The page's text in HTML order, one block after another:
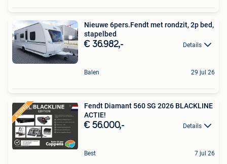
Nieuwe 6pers.Fendt met rondzit, 2p bed,
stapelbed
€ 36.982,- Details
Balen 29 jul 26
Fendt Diamant 560 SG 2026 BLACKLINE
ACTIE!
€ 56.000,- Details
Best 7 jul 26